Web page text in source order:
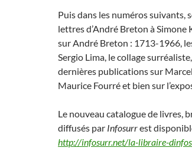
Puis dans les numéros suivants,
lettres d’André Breton à Simone
sur André Breton : 1713-1966,
Sergio Lima, le collage
dernières publications sur
Maurice Fourré et bien sur
Le nouveau catalogue de livres,
diffusés par Infosurrest
http://infosurr.net/la-libraire-